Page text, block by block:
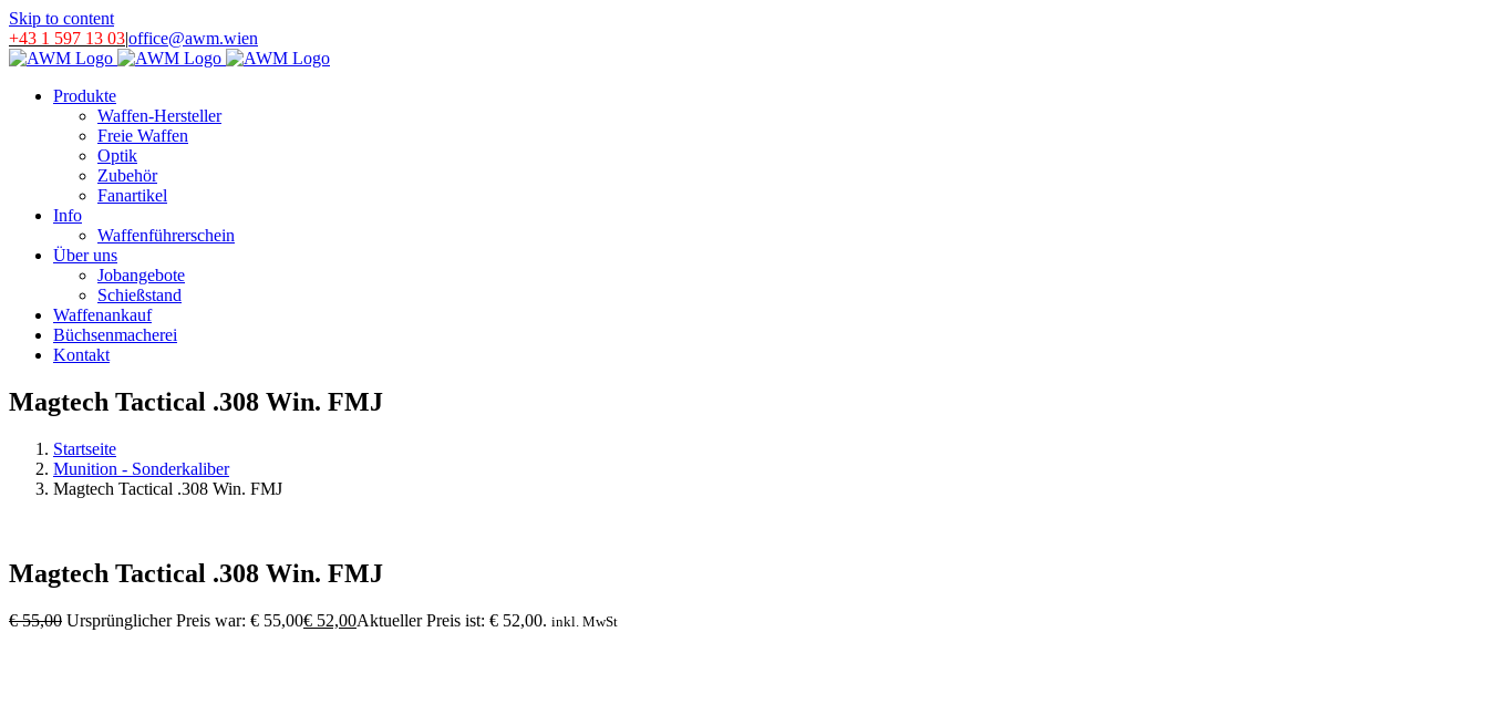
Skip to content
+43 1 597 13 03|office@awm.wien
Produkte
Waffen-Hersteller
Freie Waffen
Optik
Zubehör
Fanartikel
Info
Waffenführerschein
Über uns
Jobangebote
Schießstand
Waffenankauf
Büchsenmacherei
Kontakt
Magtech Tactical .308 Win. FMJ
Startseite
Munition - Sonderkaliber
Magtech Tactical .308 Win. FMJ
Magtech Tactical .308 Win. FMJ
€55,00 Ursprünglicher Preis war: € 55,00€ 52,00Aktueller Preis ist: € 52,00. inkl. MwSt